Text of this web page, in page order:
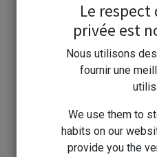
Le respect
privée est
Nous utilisons
fournir une
We use them to
habits on our
provide you the